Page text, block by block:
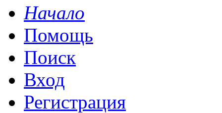
Начало
Помощь
Поиск
Вход
Регистрация